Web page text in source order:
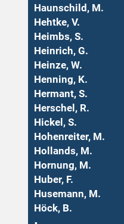
Haunschild, M.
Hehtke, V.
Heimbs, S.
Heinrich, G.
Heinze, W.
Henning, K.
Hermant, S.
Herschel, R.
Hickel, S.
Hohenreiter, M.
Hollands, M.
Hornung, M.
Huber, F.
Husemann, M.
Höck, B.